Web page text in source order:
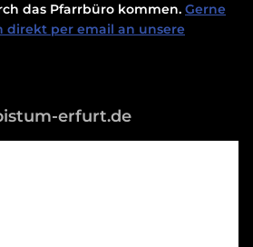
das Pfarrbüro kommen. Gerne
direkt per email an unsere
erfurt.de